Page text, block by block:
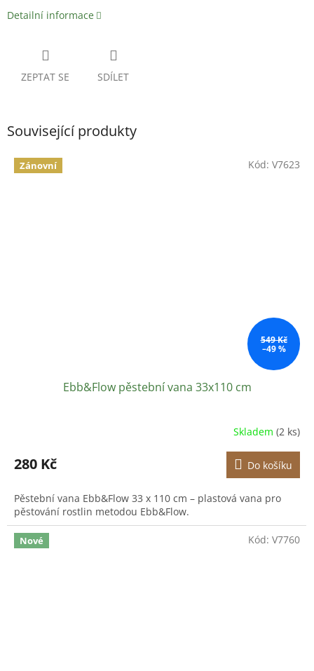
Detailní informace
ZEPTAT SE SDÍLET
Související produkty
Zánovní
549 Kč
–49 %
Ebb&Flow pěstební vana 33x110 cm
Skladem (2 ks)
280 Kč Do košíku
Pěstební vana Ebb&Flow 33 x 110 cm – plastová vana pro
pěstování rostlin metodou Ebb&Flow.
Kód: V7623
Nové Kód: V7760